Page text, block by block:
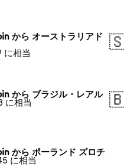
から オーストラリアド
に相当
から ブラジル・レアル
に相当
から ポーランド ズロチ
に相当